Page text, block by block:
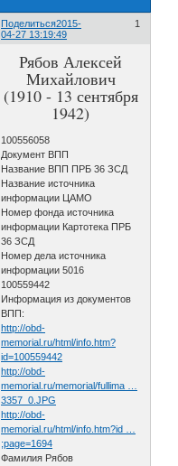
Поделиться 1
2015-
04-27 13:19:49
Рябов Алексей
Михайлович
(1910 - 13 сентября
1942)
100556058
Документ ВПП
Название ВПП ПРБ 36 ЗСД
Название источника
информации ЦАМО
Номер фонда источника
информации Картотека ПРБ
36 ЗСД
Номер дела источника
информации 5016
100559442
Информация из документов
ВПП:
http://obd-
memorial.ru/html/info.htm?
id=100559442
http://obd-
memorial.ru/memorial/fullima …
3357_0.JPG
http://obd-
memorial.ru/html/info.htm?id …
;page=1694
Фамилия Рябов